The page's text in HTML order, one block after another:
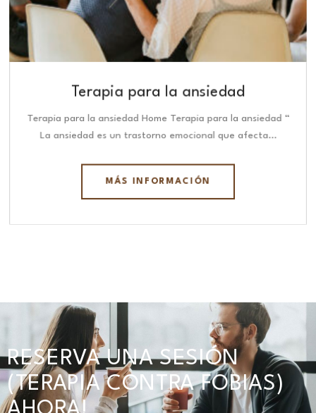
Terapia para la ansiedad
Terapia para la ansiedad Home Terapia para la ansiedad “
La ansiedad es un trastorno emocional que afecta…
MÁS INFORMACIÓN
RESERVA UNA SESIÓN
(TERAPIA CONTRA FOBIAS)